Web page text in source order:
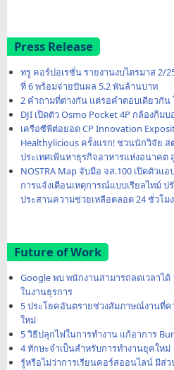
Press Release
ทรู คอร์ปอเรชั่น รายงานงบไตรมาส 2/
ที่ 6 พร้อมจ่ายปันผล 5.2 พันล้านบาท
2 คำถามที่ต่างกัน แต่รอคำตอบเดียวกัน
DJI เปิดตัว Osmo Pocket 4P กล้องกิม
เครือซีพีต่อยอด CP Innovation
Healthylicious ครั้งแรก! ชวนนักวิจัย
ประเทศเฟ้นหาธุรกิจอาหารแห่งอนาคต
NOSTRA Map จับมือ จส.100 เปิดตัวแอ
การแจ้งเตือนเหตุการณ์แบบเรียลไทม์ ป
ประสานความช่วยเหลือตลอด 24 ชั่วโมง
Future of Work
Google พบ พนักงานสามารถลดเวลาไ
ในงานธุรการ
5 ประโยคอันตรายช่วงสัมภาษณ์งานที่ค
ใหม่
5 วิธีปลุกไฟในการทำงาน แก้อาการ
4 ทักษะจำเป็นสำหรับการทำงานยุคใหม่
รู้หรือไม่ว่าการเรียนคอร์สออนไลน์ มีส่